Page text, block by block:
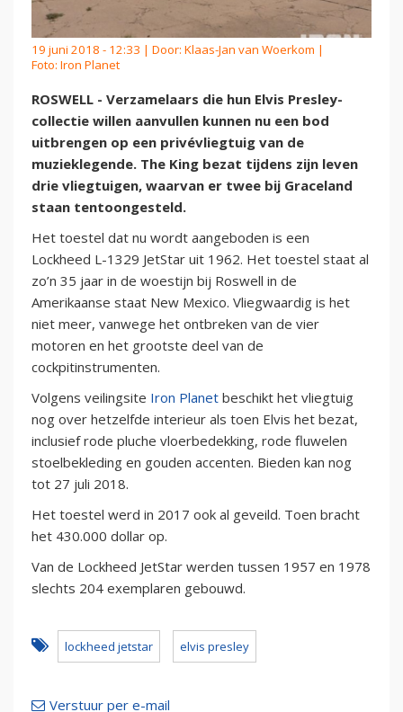
19 juni 2018 - 12:33 | Door: Klaas-Jan van Woerkom |
Foto: Iron Planet
ROSWELL - Verzamelaars die hun Elvis Presley-
collectie willen aanvullen kunnen nu een bod
uitbrengen op een privévliegtuig van de
muzieklegende. The King bezat tijdens zijn leven
drie vliegtuigen, waarvan er twee bij Graceland
staan tentoongesteld.
Het toestel dat nu wordt aangeboden is een
Lockheed L-1329 JetStar uit 1962. Het toestel staat al
zo’n 35 jaar in de woestijn bij Roswell in de
Amerikaanse staat New Mexico. Vliegwaardig is het
niet meer, vanwege het ontbreken van de vier
motoren en het grootste deel van de
cockpitinstrumenten.
Volgens veilingsite Iron Planet beschikt het vliegtuig
nog over hetzelfde interieur als toen Elvis het bezat,
inclusief rode pluche vloerbedekking, rode fluwelen
stoelbekleding en gouden accenten. Bieden kan nog
tot 27 juli 2018.
Het toestel werd in 2017 ook al geveild. Toen bracht
het 430.000 dollar op.
Van de Lockheed JetStar werden tussen 1957 en 1978
slechts 204 exemplaren gebouwd.
lockheed jetstar elvis presley
Verstuur per e-mail